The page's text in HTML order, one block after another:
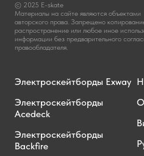
© 2025 E-skate
Материалы на сайте являются объектами
авторского права. Запрещено
распространение или любое иное
информации без предварительного
правообладателя.
Электроскейтборды Exway
Электроскейтборды
Acedeck
Электроскейтборды
Backfire